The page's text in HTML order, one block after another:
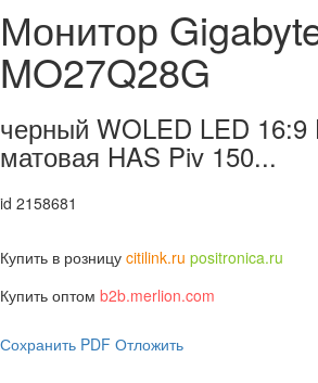
Монитор
MO27Q28G
черный WOLED LED 16:9
матовая HAS Piv 150...
id 2158681
Купить в розницу citilink.ru positronica.ru
Купить оптом b2b.merlion.com
Сохранить PDF Отложить